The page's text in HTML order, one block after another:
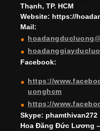
Thạnh, TP. HCM
Website: https://
Mail:
Facebook:
https://
uonghcm
https://
Skype: phamthivan272
Hoa Đăng Đức Lương